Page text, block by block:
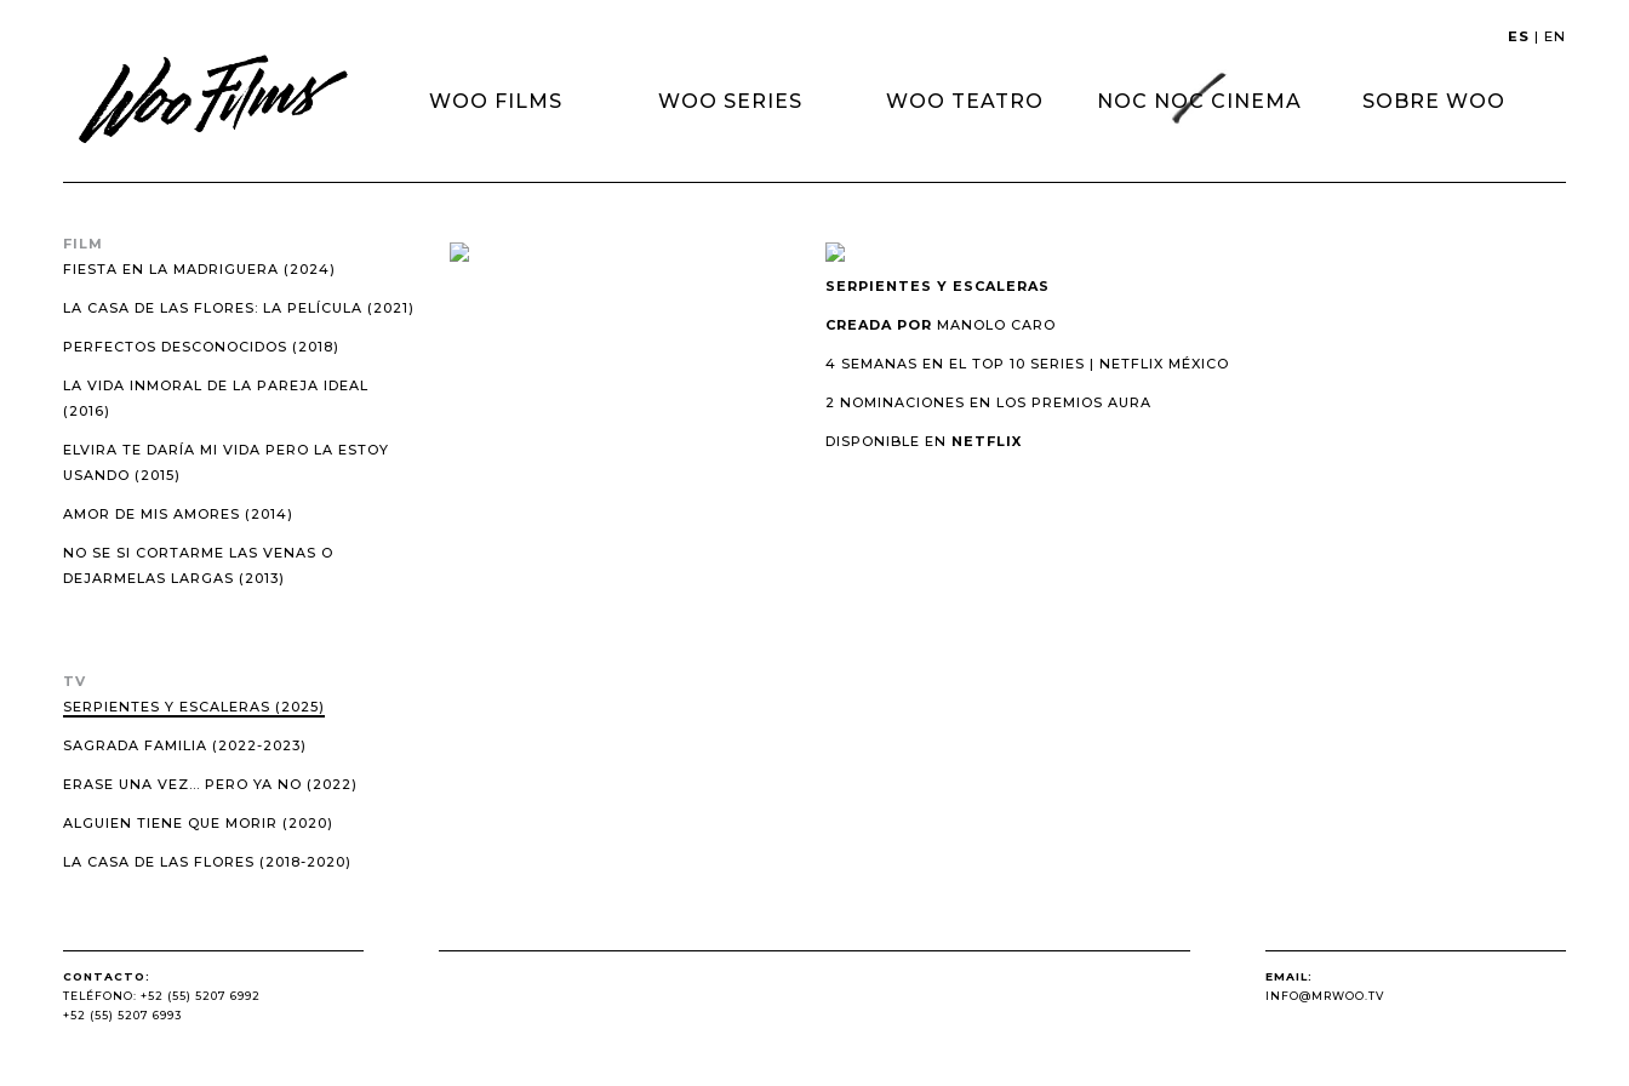
WOO FILMS WOO SERIES WOO TEATRO NOC NOC CINEMA SOBRE WOO
ES | EN
FILM
FIESTA EN LA MADRIGUERA (2024)
LA CASA DE LAS FLORES: LA PELÍCULA (2021)
PERFECTOS DESCONOCIDOS (2018)
LA VIDA INMORAL DE LA PAREJA IDEAL
(2016)
ELVIRA TE DARÍA MI VIDA PERO LA ESTOY
USANDO (2015)
AMOR DE MIS AMORES (2014)
NO SE SI CORTARME LAS VENAS O
DEJARMELAS LARGAS (2013)
TV
SERPIENTES Y ESCALERAS (2025)
SAGRADA FAMILIA (2022-2023)
ERASE UNA VEZ... PERO YA NO (2022)
ALGUIEN TIENE QUE MORIR (2020)
LA CASA DE LAS FLORES (2018-2020)
SERPIENTES Y ESCALERAS
CREADA PORMANOLO CARO
4 SEMANAS EN EL TOP 10 SERIES | NETFLIX MÉXICO
2 NOMINACIONES EN LOS PREMIOS AURA
DISPONIBLE EN NETFLIX
CONTACTO:
TELÉFONO: +52 (55) 5207 6992
+52 (55) 5207 6993
EMAIL:
INFO@MRWOO.TV